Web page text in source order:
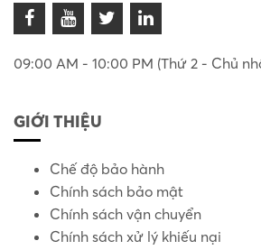
09:00 AM - 10:00 PM (Thứ 2 - Chủ
GIỚI THIỆU
Chế độ bảo hành
Chính sách bảo mật
Chính sách vận chuyển
Chính sách xử lý khiếu nại